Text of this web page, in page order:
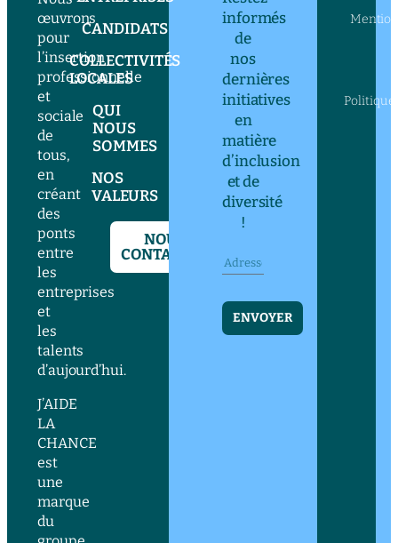
œuvrons
pour
l’insertion
professionnelle
et
sociale
de
tous,
en
créant
des
ponts
entre
les
entreprises
et
les
talents
d’aujourd’hui.
J’AIDE
LA
CHANCE
est
une
marque
du
CANDIDATS
COLLECTIVITÉS
LOCALES
QUI
NOUS
SOMMES
NOS
VALEURS
NOUS
CONTACTER
informés
de
nos
dernières
initiatives
en
matière
d’inclusion
et de
diversité
!
ENVOYER
Politique